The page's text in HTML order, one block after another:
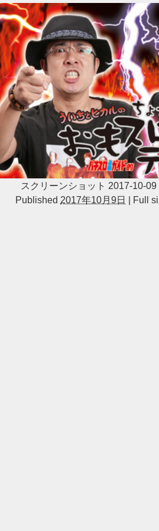
スクリーンショット 2017-10-09
Published 2017年10月9日 | Full